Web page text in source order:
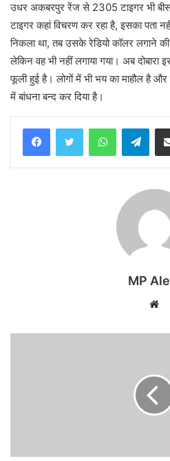
उधर अकबरपुर रेंज से 2305 टाइगर भी
टाइगर कहां विचरण कर रहा है, इसका पता
निकला था, तब उसके रेडियो कॉलर लगाने
लेकिन वह भी नहीं लगाया गया। अब
फूली हुई है। लोगों में भी भय का माहौल है
में बांधना बन्द कर दिया है।
WhatsApp
MP